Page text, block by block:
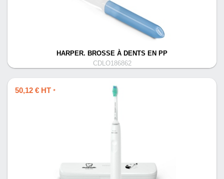
HARPER. BROSSE À DENTS EN PP
CDLO186862
50,12 € HT *